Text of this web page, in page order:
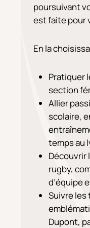
poursuivant
est faite pour
En la
Pratiquer
section
Allier
scolaire,
temps au
Découvrir
rugby,
d’équipe
Suivre les
Dupont,